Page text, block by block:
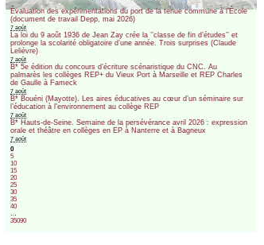
Évaluation des expérimentations du port de la tenue commune à l’École
(document de travail Depp, mai 2026)
7 août
La loi du 9 août 1936 de Jean Zay crée la ’’classe de fin d’études’’ et
prolonge la scolarité obligatoire d’une année. Trois surprises (Claude
Lelièvre)
7 août
B* 5e édition du concours d’écriture scénaristique du CNC. Au
palmarès les collèges REP+ du Vieux Port à Marseille et REP Charles
de Gaulle à Fameck
7 août
B* Bouéni (Mayotte). Les aires éducatives au cœur d’un séminaire sur
l’éducation à l’environnement au collège REP
7 août
B* Hauts-de-Seine. Semaine de la persévérance avril 2026 : expression
orale et théâtre en collèges en EP à Nanterre et à Bagneux
7 août
0
5
10
15
20
25
30
35
40
35090